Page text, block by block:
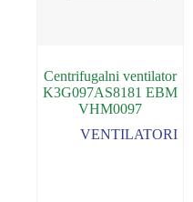
Centrifugalni ventilator
K3G097AS8181 EBM
VHM0097
VENTILATORI